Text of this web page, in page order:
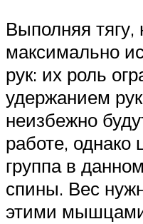
Выполняя тягу,
максимально
рук: их роль
удержанием
неизбежно
работе, однако
группа в
спины. Вес
этими